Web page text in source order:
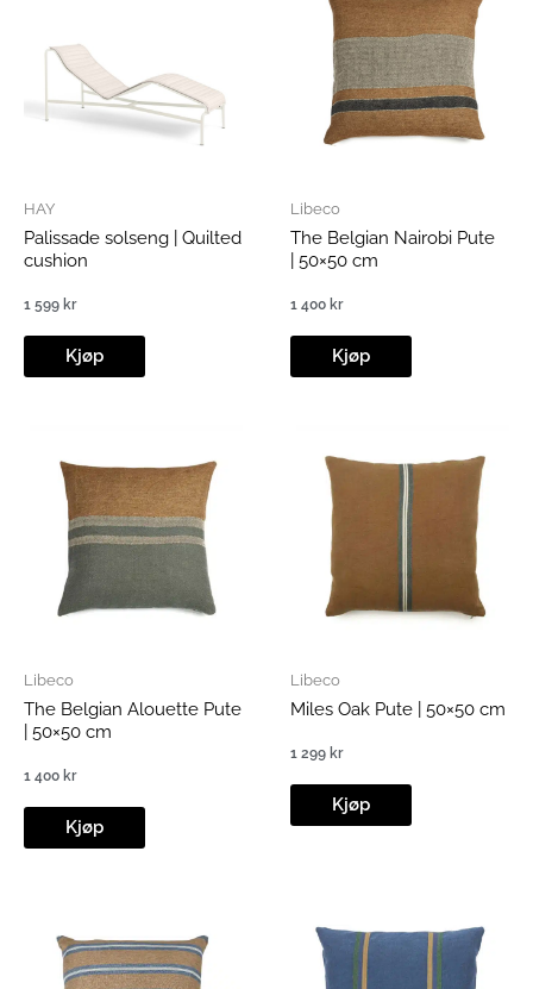
HAY
Palissade solseng | Quilted
cushion
1 599 kr
Kjøp
Libeco
The Belgian Nairobi Pute
| 50×50 cm
1 400 kr
Kjøp
Libeco
The Belgian Alouette Pute
| 50×50 cm
1 400 kr
Kjøp
Libeco
Miles Oak Pute | 50×50 cm
1 299 kr
Kjøp